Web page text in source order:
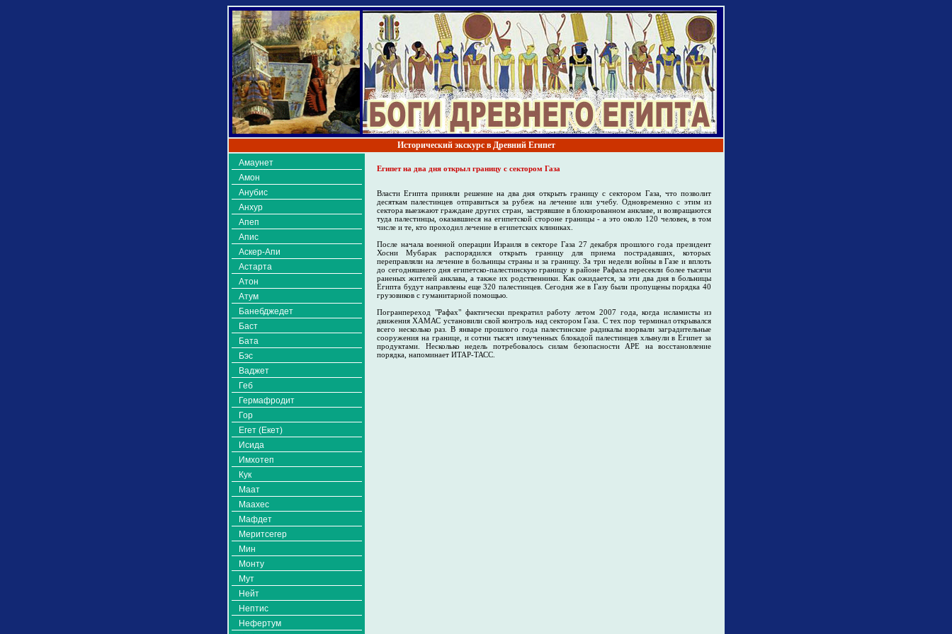
Исторический экскурс в Древний Египет
Амаунет
Амон
Анубис
Анхур
Апеп
Апис
Аскер-Апи
Астарта
Атон
Атум
Банебджедет
Баст
Бата
Бэс
Ваджет
Геб
Гермафродит
Гор
Егет (Екет)
Исида
Имхотеп
Кук
Маат
Маахес
Мафдет
Меритсегер
Мин
Монту
Мут
Нейт
Нептис
Нефертум
Египет на два дня открыл границу с сектором Газа
Власти Египта приняли решение на два дня открыть границу с сектором Газа, что позволит
десяткам палестинцев отправиться за рубеж на лечение или учебу. Одновременно с этим из
сектора выезжают граждане других стран, застрявшие в блокированном анклаве, и возвращаются
туда палестинцы, оказавшиеся на египетской стороне границы - а это около 120 человек, в том
числе и те, кто проходил лечение в египетских клиниках.
После начала военной операции Израиля в секторе Газа 27 декабря прошлого года президент
Хосни Мубарак распорядился открыть границу для приема пострадавших, которых
переправляли на лечение в больницы страны и за границу. За три недели войны в Газе и вплоть
до сегодняшнего дня египетско-палестинскую границу в районе Рафаха пересекли более тысячи
раненых жителей анклава, а также их родственники. Как ожидается, за эти два дня в больницы
Египта будут направлены еще 320 палестинцев. Сегодня же в Газу были пропущены порядка 40
грузовиков с гуманитарной помощью.
Погранпереход "Рафах" фактически прекратил работу летом 2007 года, когда исламисты из
движения ХАМАС установили свой контроль над сектором Газа. С тех пор терминал открывался
всего несколько раз. В январе прошлого года палестинские радикалы взорвали заградительные
сооружения на границе, и сотни тысяч измученных блокадой палестинцев хлынули в Египет за
продуктами. Несколько недель потребовалось силам безопасности АРЕ на восстановление
порядка, напоминает ИТАР-ТАСС.